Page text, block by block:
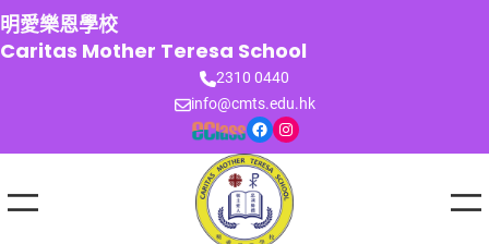
跳
至
主
明愛樂恩學校
Caritas Mother Teresa School
2310 0440
info@cmts.edu.hk
Facebook Instagram